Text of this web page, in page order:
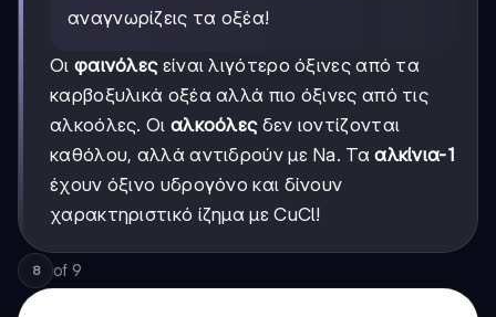
αναγνωρίζεις τα οξέα!
Οι φαινόλεςείναι λιγότερο όξινες από τα
καρβοξυλικά οξέα αλλά πιο όξινες από τις
αλκοόλες. Οι αλκοόλεςδεν ιοντίζονται
καθόλου, αλλά αντιδρούν με Na. Τααλκίνια-1
έχουν όξινο υδρογόνο και δίνουν
χαρακτηριστικό ίζημα με CuCl!
8 of 9